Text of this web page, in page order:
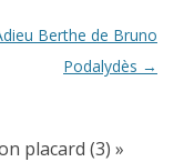
Berthe de Bruno
Podalydès →
placard (3) »